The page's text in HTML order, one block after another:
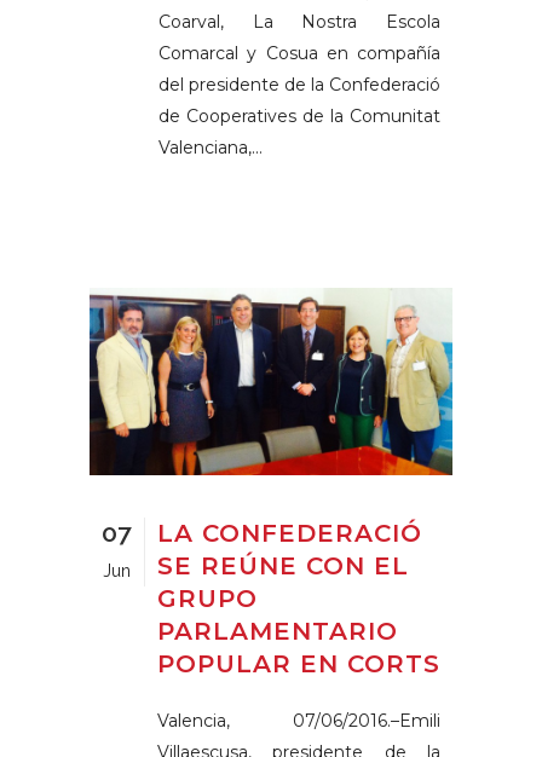
Coarval, La Nostra Escola
Comarcal y Cosua en compañía
del presidente de la Confederació
de Cooperatives de la Comunitat
Valenciana,...
07
Jun
LA CONFEDERACIÓ
SE REÚNE CON EL
GRUPO
PARLAMENTARIO
POPULAR EN CORTS
Valencia, 07/06/2016.–Emili
Villaescusa, presidente de la